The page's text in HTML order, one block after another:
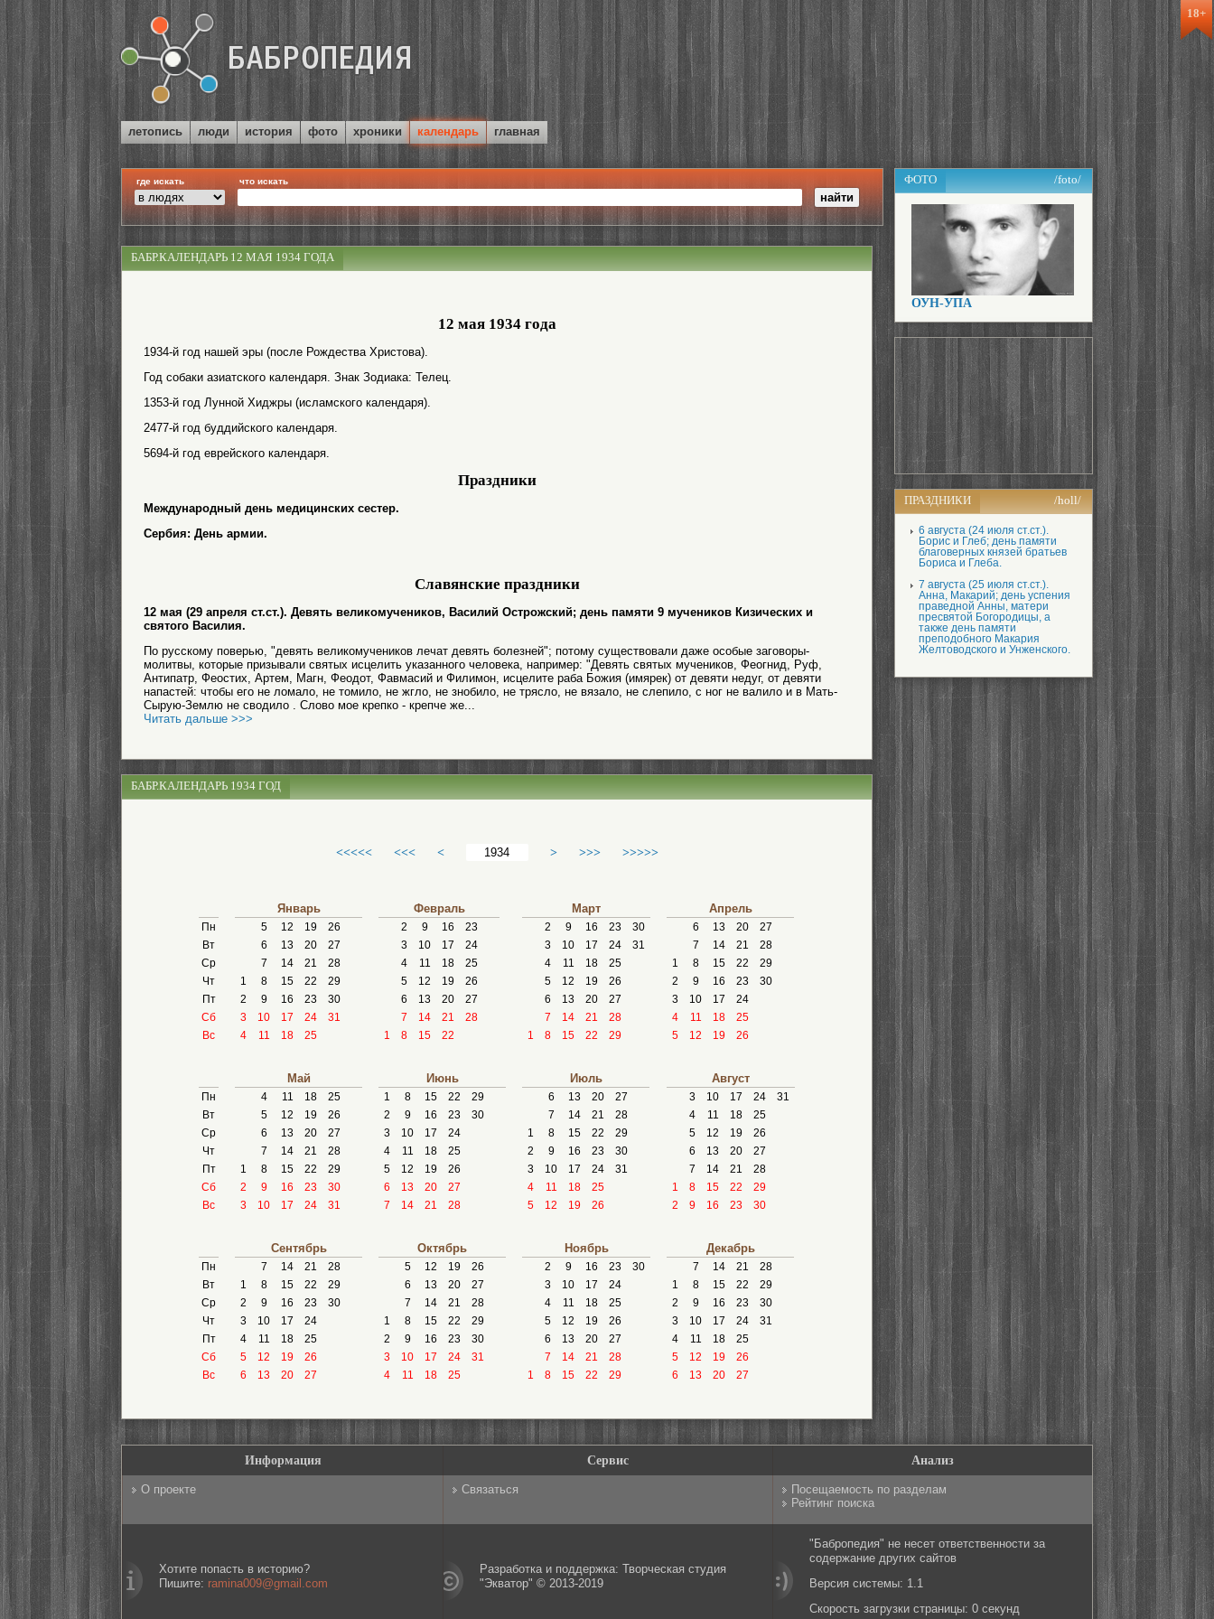
18+
летопись люди история фото хроники календарь главная
где искать что искать ФОТО /foto/
ОУН-УПА
ПРАЗДНИКИ /holl/
6 августа (24 июля ст.ст.).
Борис и Глеб; день памяти
благоверных князей братьев
Бориса и Глеба.
7 августа (25 июля ст.ст.).
Анна, Макарий; день успения
праведной Анны, матери
пресвятой Богородицы, а
также день памяти
преподобного Макария
Желтоводского и Унженского.
БАБР.КАЛЕНДАРЬ 12 МАЯ 1934 ГОДА
12 мая 1934 года
1934-й год нашей эры (после Рождества Христова).
Год собаки азиатского календаря. Знак Зодиака: Телец.
1353-й год Лунной Хиджры (исламского календаря).
2477-й год буддийского календаря.
5694-й год еврейского календаря.
Праздники
Международный день медицинских сестер.
Сербия: День армии.
Славянские праздники
12 мая (29 апреля ст.ст.). Девять великомучеников, Василий Острожский; день памяти 9 мучеников Кизических и
святого Василия.
По русскому поверью, "девять великомучеников лечат девять болезней"; потому существовали даже особые заговоры-
молитвы, которые призывали святых исцелить указанного человека, например: "Девять святых мучеников, Феогнид, Руф,
Антипатр, Феостих, Артем, Магн, Феодот, Фавмасий и Филимон, исцелите раба Божия (имярек) от девяти недуг, от девяти
напастей: чтобы его не ломало, не томило, не жгло, не знобило, не трясло, не вязало, не слепило, с ног не валило и в Мать-
Сырую-Землю не сводило . Слово мое крепко - крепче же...
Читать дальше >>>
БАБР.КАЛЕНДАРЬ 1934 ГОД
<<<<< <<< < > >>> >>>>>
Пн
Вт
Ср
Чт
Пт
Сб
Вс
Январь
5 12 19
26
6
13 20
27
7
14 21
28
1
8 15 22
29
2
9 16 23
30
3
10 17 24
31
4
11 18 25
Февраль
2 9 16
23
3
10 17
24
4
11 18
25
5
12 19
26
6
13 20
27
7
14 21
28
1
8 15 22
Март
2 9 16 23
30
3
10 17 24
31
4
11 18
25
5
12 19
26
6
13 20
27
7
14 21
28
1
8 15 22 29
Апрель
6 13 20
27
7
14 21
28
1
8 15 22
29
2
9 16 23
30
3
10 17
24
4
11 18
25
5
12 19 26
Пн
Вт
Ср
Чт
Пт
Сб
Вс
Май
4 11 18
25
5
12 19
26
6
13 20
27
7
14 21
28
1
8 15 22
29
2
9 16 23
30
3
10 17 24 31
Июнь
1 8 15 22
29
2
9 16 23
30
3
10 17
24
4
11 18
25
5
12 19
26
6
13 20
27
7
14 21 28
Июль
6 13 20
27
7
14 21
28
1
8 15 22
29
2
9 16 23
30
3
10 17 24
31
4
11 18
25
5
12 19 26
Август
3 10 17 24
31
4
11 18
25
5
12 19
26
6
13 20
27
7
14 21
28
1
8 15 22
29
2
9 16 23 30
Пн
Вт
Ср
Чт
Пт
Сб
Вс
Сентябрь
7 14 21
28
1
8 15 22
29
2
9 16 23
30
3
10 17
24
4
11 18
25
5
12 19
26
6
13 20 27
Октябрь
5 12 19
26
6
13 20
27
7
14 21
28
1
8 15 22
29
2
9 16 23
30
3
10 17 24
31
4
11 18 25
Ноябрь
2 9 16 23
30
3
10 17
24
4
11 18
25
5
12 19
26
6
13 20
27
7
14 21
28
1
8 15 22 29
Декабрь
7 14 21
28
1
8 15 22
29
2
9 16 23
30
3
10 17 24
31
4
11 18
25
5
12 19
26
6
13 20 27
Информация Сервис Анализ
О проекте Связаться
Посещаемость по разделам
Рейтинг поиска
Хотите попасть в историю?
Пишите: ramina009@gmail.com
Разработка и поддержка: Творческая студия
"Экватор" © 2013-2019
"Бабропедия" не несет ответственности за
содержание других сайтов
Версия системы: 1.1
Скорость загрузки страницы: 0 секунд